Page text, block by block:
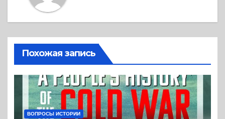
Похожая запись
ВОПРОСЫ ИСТОРИИ